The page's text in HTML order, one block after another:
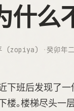
什么
(zopiya) 癸卯年
下班后发现了一
楼。楼梯尽头一